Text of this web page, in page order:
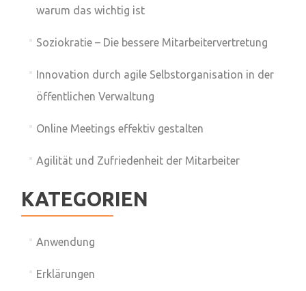
warum das wichtig ist
Soziokratie – Die bessere Mitarbeitervertretung
Innovation durch agile Selbstorganisation in der
öffentlichen Verwaltung
Online Meetings effektiv gestalten
Agilität und Zufriedenheit der Mitarbeiter
KATEGORIEN
Anwendung
Erklärungen